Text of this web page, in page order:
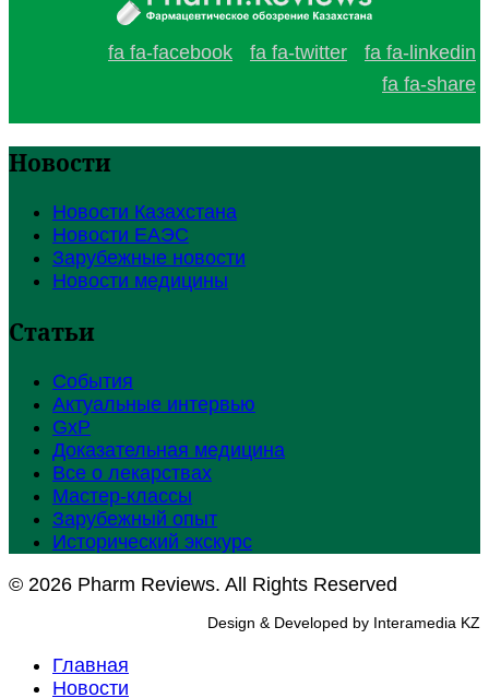
fa fa-facebook fa fa-twitter
fa fa-linkedin
fa fa-share
Новости
Новости Казахстана
Новости ЕАЭС
Зарубежные новости
Новости медицины
Статьи
События
Актуальные интервью
GxP
Доказательная медицина
Все о лекарствах
Мастер-классы
Зарубежный опыт
Исторический экскурс
© 2026 Pharm Reviews. All Rights Reserved
Design & Developed by Interamedia KZ
Главная
Новости